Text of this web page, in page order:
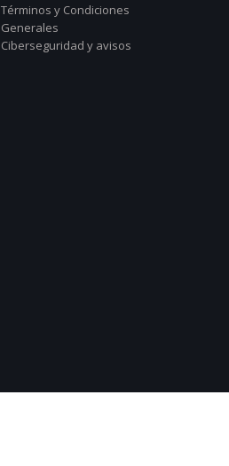
Términos y Condiciones
Generales
Ciberseguridad y avisos